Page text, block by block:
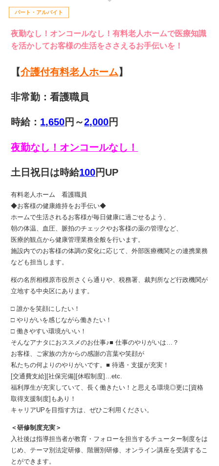
パート・アルバイト
夜勤なし！オンコールなし！有料老人ホームで医療知識
を活かしてお客様の生活をささえるお手伝いを！
【介護付有料老人ホーム】
非常勤：看護職員
時給： 1,650円～2,000円
夜勤なし！オンコールなし！
土日祝日は時給100円UP
有料老人ホーム 看護職員
◆お客様の健康維持をお手伝い◆
ホームで生活されるお客様が毎日健康に過ごせるよう、
朝の体温、血圧、脈拍のチェックやお客様の薬の管理など、
医療的観点から健康管理業務全般を行います。
施設内でのお客様の体調の変化に応じて、外部医療機関との連携業務
なども担当します。
桜の名所相模原市役所さくら通りや、税務署、裁判所など行政機関が
立地する中央区にあります。
□ 誰かを笑顔にしたい！
□ やりがいを感じながら働きたい！
□ 働きやすい環境がいい！
そんなアナタにおススメのお仕事♪■ 仕事のやりがいは…？
お客様、ご家族の方からの感謝の言葉や笑顔が
私たちの何よりのやりがいです。■ 待遇・支援が充実！
[交通費支給][社保完備][休暇制度]…etc.
福利厚生が充実していて、長く働きたい！と思える環境◎更に[資格
取得支援制度]もあり！
キャリアUPを目指す方は、ぜひご利用ください。
＜研修制度充実＞
入社後は指導担当者が教育・フォローを担当するチューター制度をは
じめ、テーマ別法定研修、階層別研修、オンライン講座を受講するこ
とができます。